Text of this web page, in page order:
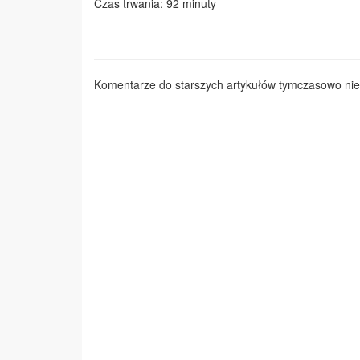
Czas trwania: 92 minuty
Komentarze do starszych artykułów tymczasowo